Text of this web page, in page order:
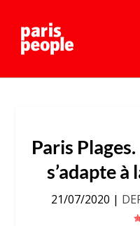
Paris
s’adapte
21/07/2020 |